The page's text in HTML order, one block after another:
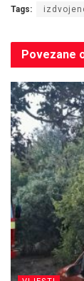
Tags:
Povezane